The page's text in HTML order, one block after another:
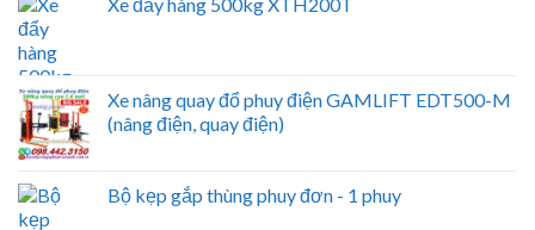
Xe đẩy hàng 500kg XTH200T
Xe nâng quay đổ phuy điện GAMLIFT EDT500-M
(nâng điện, quay điện)
Bộ kẹp gắp thùng phuy đơn - 1 phuy